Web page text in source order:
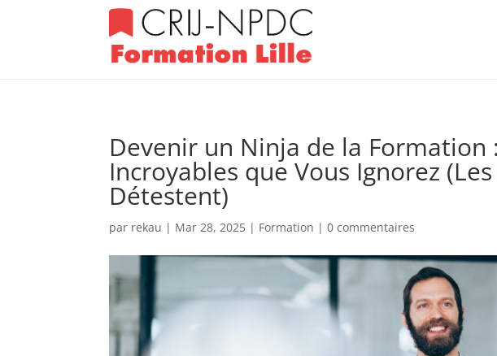
Devenir un Ninja de la Formation
Incroyables que Vous Ignorez
Détestent)
par rekau | Mar 28, 2025 | Formation |0 commentaires